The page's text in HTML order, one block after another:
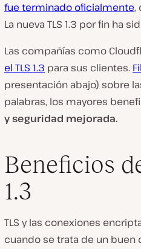
fue terminado oficialmente,
La nueva TLS 1.3 por fin ha
Las compañías como
el TLS 1.3 para sus clientes.
presentación abajo) sobre
palabras, los mayores
y seguridad mejorada.
Beneficios
1.3
TLS y las conexiones
cuando se trata de un buen